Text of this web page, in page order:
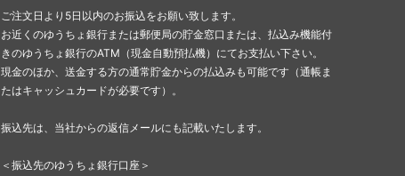
ご注文日より5日以内のお振込をお願い致します。
お近くのゆうちょ銀行または郵便局の貯金窓口または、払込み機能付
きのゆうちょ銀行のATM（現金自動預払機）にてお支払い下さい。
現金のほか、送金する方の通常貯金からの払込みも可能です（通帳ま
たはキャッシュカードが必要です）。
振込先は、当社からの返信メールにも記載いたします。
＜振込先のゆうちょ銀行口座＞